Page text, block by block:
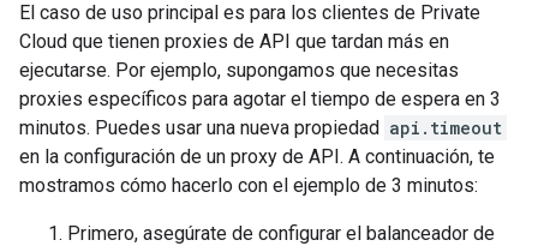
El caso de uso principal es para los clientes de Private
Cloud que tienen proxies de API que tardan más en
ejecutarse. Por ejemplo, supongamos que necesitas
proxies específicos para agotar el tiempo de espera en 3
minutos. Puedes usar una nueva propiedad api.timeout
en la configuración de un proxy de API. A continuación, te
mostramos cómo hacerlo con el ejemplo de 3 minutos:
Primero, asegúrate de configurar el balanceador de